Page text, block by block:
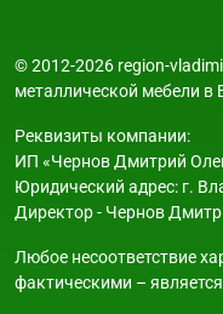
© 2012-2026 region-
металлической мебели
Реквизиты компании:
ИП «Чернов Дмитрий
Юридический адрес: г.
Директор - Чернов
Любое несоответствие
фактическими –